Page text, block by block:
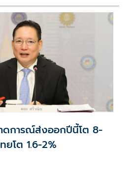
ดการณ์ส่งออกปีนี้โต 8-
โต 1.6-2%